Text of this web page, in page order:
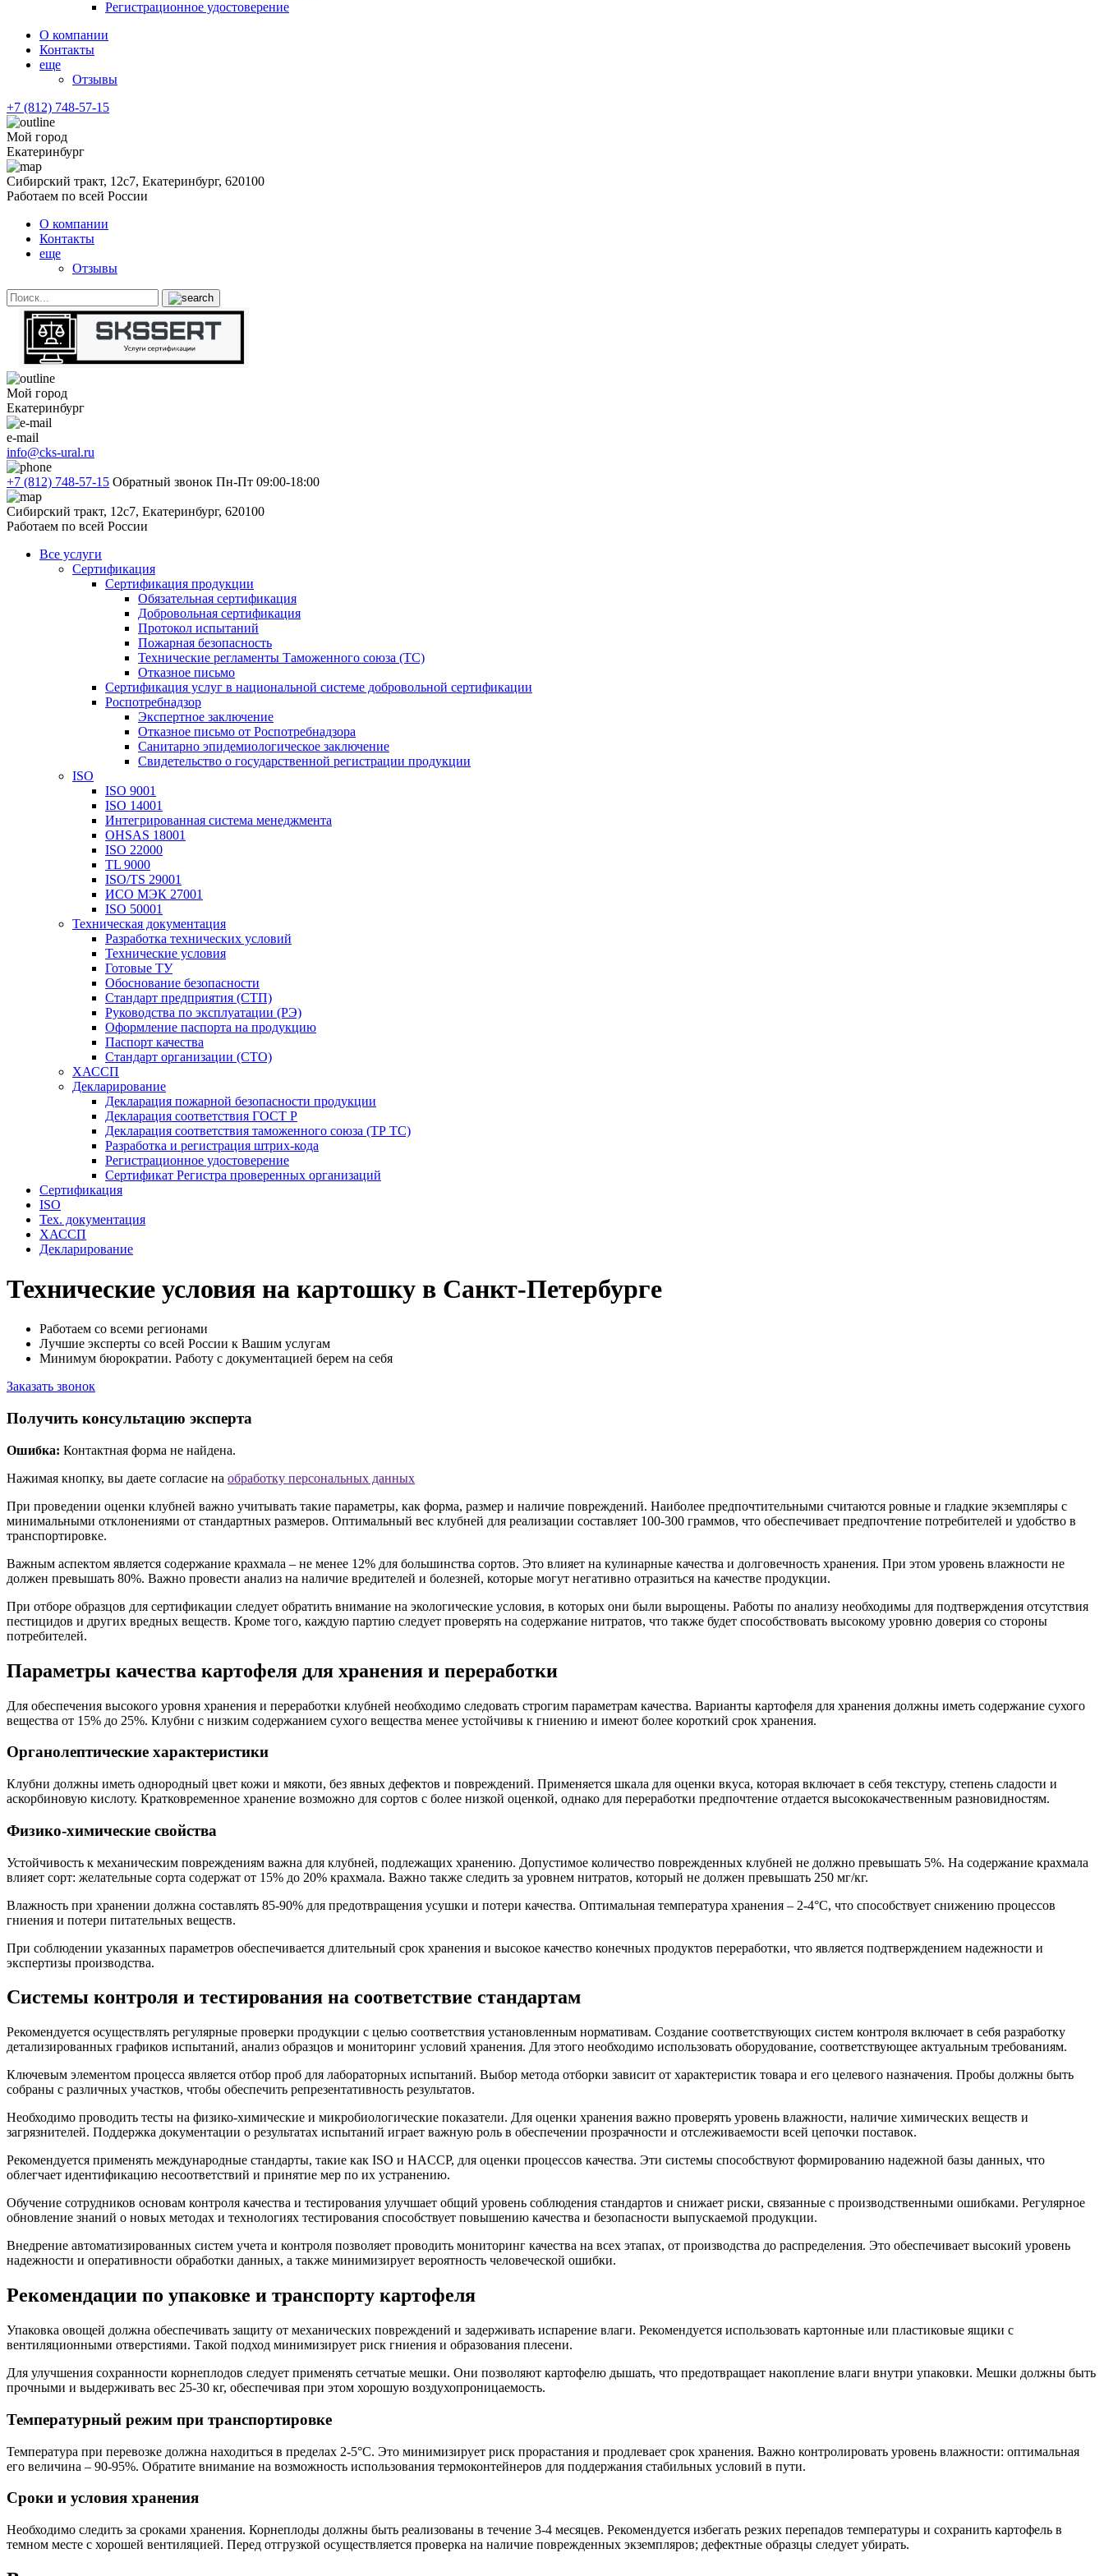
Регистрационное удостоверение
О компании
Контакты
еще
Отзывы
+7 (812) 748-57-15
Мой город
Екатеринбург
Сибирский тракт, 12с7, Екатеринбург, 620100
Работаем по всей России
О компании
Контакты
еще
Отзывы
Мой город
Екатеринбург
e-mail
info@cks-ural.ru
+7 (812) 748-57-15 Обратный звонок Пн-Пт 09:00-18:00
Сибирский тракт, 12с7, Екатеринбург, 620100
Работаем по всей России
Все услуги
Сертификация
Сертификация продукции
Обязательная сертификация
Добровольная сертификация
Протокол испытаний
Пожарная безопасность
Технические регламенты Таможенного союза (ТС)
Отказное письмо
Сертификация услуг в национальной системе добровольной сертификации
Роспотребнадзор
Экспертное заключение
Отказное письмо от Роспотребнадзора
Санитарно эпидемиологическое заключение
Свидетельство о государственной регистрации продукции
ISO
ISO 9001
ISO 14001
Интегрированная система менеджмента
OHSAS 18001
ISO 22000
TL 9000
ISO/TS 29001
ИСО МЭК 27001
ISO 50001
Техническая документация
Разработка технических условий
Технические условия
Готовые ТУ
Обоснование безопасности
Стандарт предприятия (СТП)
Руководства по эксплуатации (РЭ)
Оформление паспорта на продукцию
Паспорт качества
Стандарт организации (СТО)
ХАССП
Декларирование
Декларация пожарной безопасности продукции
Декларация соответствия ГОСТ Р
Декларация соответствия таможенного союза (ТР ТС)
Разработка и регистрация штрих-кода
Регистрационное удостоверение
Сертификат Регистра проверенных организаций
Сертификация
ISO
Тех. документация
ХАССП
Декларирование
Технические условия на картошку в Санкт-Петербурге
Работаем со всеми регионами
Лучшие эксперты со всей России к Вашим услугам
Минимум бюрократии. Работу с документацией берем на себя
Заказать звонок
Получить консультацию эксперта
Ошибка: Контактная форма не найдена.
Нажимая кнопку, вы даете согласие на обработку персональных данных
При проведении оценки клубней важно учитывать такие параметры, как форма, размер и наличие повреждений. Наиболее предпочтительными считаются ровные и гладкие экземпляры с
минимальными отклонениями от стандартных размеров. Оптимальный вес клубней для реализации составляет 100-300 граммов, что обеспечивает предпочтение потребителей и удобство в
транспортировке.
Важным аспектом является содержание крахмала – не менее 12% для большинства сортов. Это влияет на кулинарные качества и долговечность хранения. При этом уровень влажности не
должен превышать 80%. Важно провести анализ на наличие вредителей и болезней, которые могут негативно отразиться на качестве продукции.
При отборе образцов для сертификации следует обратить внимание на экологические условия, в которых они были вырощены. Работы по анализу необходимы для подтверждения отсутствия
пестицидов и других вредных веществ. Кроме того, каждую партию следует проверять на содержание нитратов, что также будет способствовать высокому уровню доверия со стороны
потребителей.
Параметры качества картофеля для хранения и переработки
Для обеспечения высокого уровня хранения и переработки клубней необходимо следовать строгим параметрам качества. Варианты картофеля для хранения должны иметь содержание сухого
вещества от 15% до 25%. Клубни с низким содержанием сухого вещества менее устойчивы к гниению и имеют более короткий срок хранения.
Органолептические характеристики
Клубни должны иметь однородный цвет кожи и мякоти, без явных дефектов и повреждений. Применяется шкала для оценки вкуса, которая включает в себя текстуру, степень сладости и
аскорбиновую кислоту. Кратковременное хранение возможно для сортов с более низкой оценкой, однако для переработки предпочтение отдается высококачественным разновидностям.
Физико-химические свойства
Устойчивость к механическим повреждениям важна для клубней, подлежащих хранению. Допустимое количество поврежденных клубней не должно превышать 5%. На содержание крахмала
влияет сорт: желательные сорта содержат от 15% до 20% крахмала. Важно также следить за уровнем нитратов, который не должен превышать 250 мг/кг.
Влажность при хранении должна составлять 85-90% для предотвращения усушки и потери качества. Оптимальная температура хранения – 2-4°C, что способствует снижению процессов
гниения и потери питательных веществ.
При соблюдении указанных параметров обеспечивается длительный срок хранения и высокое качество конечных продуктов переработки, что является подтверждением надежности и
экспертизы производства.
Системы контроля и тестирования на соответствие стандартам
Рекомендуется осуществлять регулярные проверки продукции с целью соответствия установленным нормативам. Создание соответствующих систем контроля включает в себя разработку
детализированных графиков испытаний, анализ образцов и мониторинг условий хранения. Для этого необходимо использовать оборудование, соответствующее актуальным требованиям.
Ключевым элементом процесса является отбор проб для лабораторных испытаний. Выбор метода отборки зависит от характеристик товара и его целевого назначения. Пробы должны быть
собраны с различных участков, чтобы обеспечить репрезентативность результатов.
Необходимо проводить тесты на физико-химические и микробиологические показатели. Для оценки хранения важно проверять уровень влажности, наличие химических веществ и
загрязнителей. Поддержка документации о результатах испытаний играет важную роль в обеспечении прозрачности и отслеживаемости всей цепочки поставок.
Рекомендуется применять международные стандарты, такие как ISO и HACCP, для оценки процессов качества. Эти системы способствуют формированию надежной базы данных, что
облегчает идентификацию несоответствий и принятие мер по их устранению.
Обучение сотрудников основам контроля качества и тестирования улучшает общий уровень соблюдения стандартов и снижает риски, связанные с производственными ошибками. Регулярное
обновление знаний о новых методах и технологиях тестирования способствует повышению качества и безопасности выпускаемой продукции.
Внедрение автоматизированных систем учета и контроля позволяет проводить мониторинг качества на всех этапах, от производства до распределения. Это обеспечивает высокий уровень
надежности и оперативности обработки данных, а также минимизирует вероятность человеческой ошибки.
Рекомендации по упаковке и транспорту картофеля
Упаковка овощей должна обеспечивать защиту от механических повреждений и задерживать испарение влаги. Рекомендуется использовать картонные или пластиковые ящики с
вентиляционными отверстиями. Такой подход минимизирует риск гниения и образования плесени.
Для улучшения сохранности корнеплодов следует применять сетчатые мешки. Они позволяют картофелю дышать, что предотвращает накопление влаги внутри упаковки. Мешки должны быть
прочными и выдерживать вес 25-30 кг, обеспечивая при этом хорошую воздухопроницаемость.
Температурный режим при транспортировке
Температура при перевозке должна находиться в пределах 2-5°C. Это минимизирует риск прорастания и продлевает срок хранения. Важно контролировать уровень влажности: оптимальная
его величина – 90-95%. Обратите внимание на возможность использования термоконтейнеров для поддержания стабильных условий в пути.
Сроки и условия хранения
Необходимо следить за сроками хранения. Корнеплоды должны быть реализованы в течение 3-4 месяцев. Рекомендуется избегать резких перепадов температуры и сохранить картофель в
темном месте с хорошей вентиляцией. Перед отгрузкой осуществляется проверка на наличие поврежденных экземпляров; дефектные образцы следует убирать.